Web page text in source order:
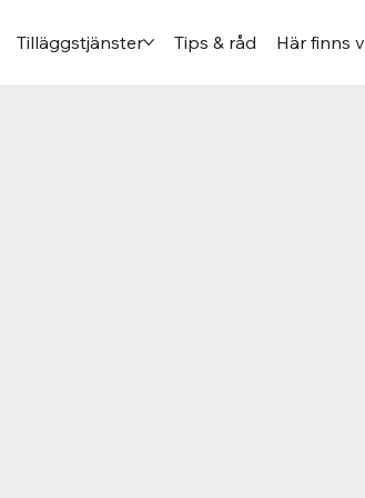
Tilläggstjänster Tips & råd Här finns